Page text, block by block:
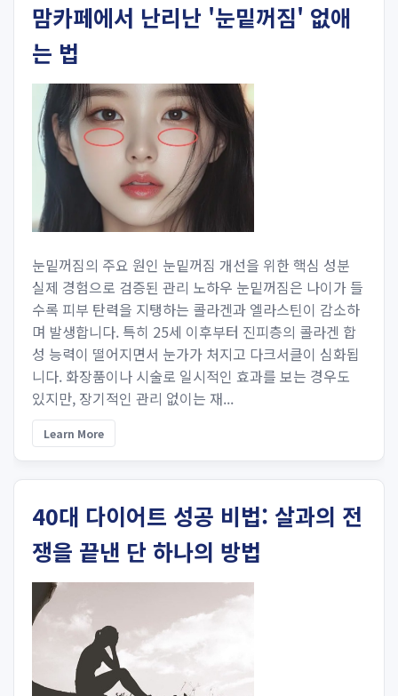
맘카페에서 난리난 '눈밑꺼짐' 없애
는 법
눈밑꺼짐의 주요 원인 눈밑꺼짐 개선을 위한 핵심 성분
실제 경험으로 검증된 관리 노하우 눈밑꺼짐은 나이가 들
수록 피부 탄력을 지탱하는 콜라겐과 엘라스틴이 감소하
며 발생합니다. 특히 25세 이후부터 진피층의 콜라겐 합
성 능력이 떨어지면서 눈가가 처지고 다크서클이 심화됩
니다. 화장품이나 시술로 일시적인 효과를 보는 경우도
있지만, 장기적인 관리 없이는 재...
Learn More
40대 다이어트 성공 비법: 살과의 전
쟁을 끝낸 단 하나의 방법